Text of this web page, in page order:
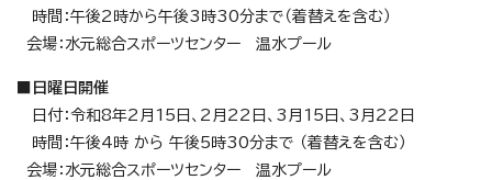
時間：午後2時から午後3時30分まで（着替えを含む）
会場：水元総合スポーツセンター 温水プール
■日曜日開催
日付：令和8年2月15日、2月22日、3月15日、3月22日
時間：午後4時 から 午後5時30分まで （着替えを含む）
会場：水元総合スポーツセンター 温水プール